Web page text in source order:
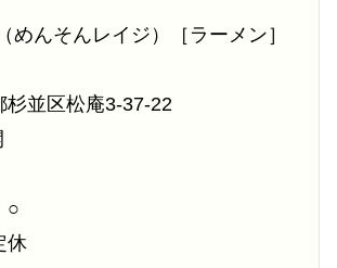
（めんそんレイジ）［ラーメン］
杉並区松庵3-37-22
○
休